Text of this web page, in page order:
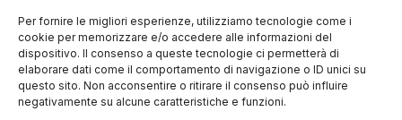
Per fornire le migliori esperienze, utilizziamo tecnologie come i
cookie per memorizzare e/o accedere alle informazioni del
dispositivo. Il consenso a queste tecnologie ci permetterà di
elaborare dati come il comportamento di navigazione o ID unici su
questo sito. Non acconsentire o ritirare il consenso può influire
negativamente su alcune caratteristiche e funzioni.
Cinemedia Srl